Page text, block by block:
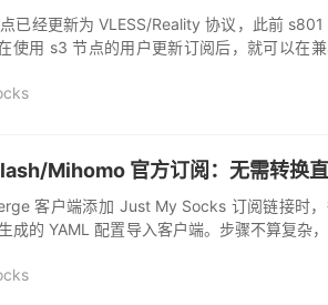
已经更新为 VLESS/Reality 协议，此前 s801
使用 s3 节点的用户更新订阅后，就可以在
Mihomo 官方订阅：无需转换
客户端添加 Just My Socks 订阅链接时
成的 YAML 配置导入客户端。步骤不算复杂